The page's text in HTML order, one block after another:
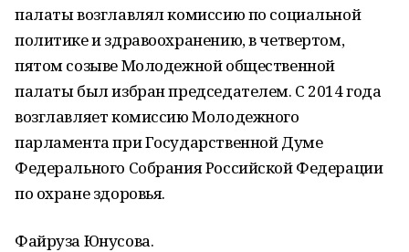
палаты возглавлял комиссию по социальной
политике и здравоохранению, в четвертом,
пятом созыве Молодежной общественной
палаты был избран председателем. С 2014 года
возглавляет комиссию Молодежного
парламента при Государственной Думе
Федерального Собрания Российской Федерации
по охране здоровья.
Файруза Юнусова.